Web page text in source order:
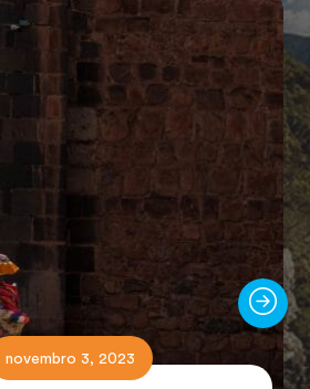
novembro 3, 2023